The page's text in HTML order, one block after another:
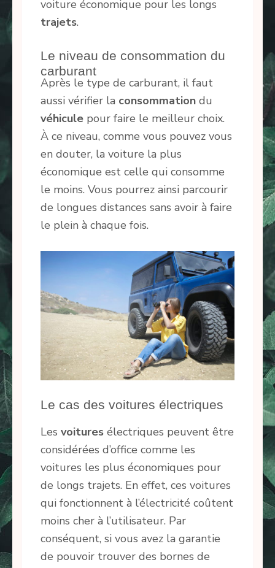
voiture économique pour les longs
trajets.
Le niveau de consommation du
carburant
Après le type de carburant, il faut
aussi vérifier la consommation du
véhicule pour faire le meilleur choix.
À ce niveau, comme vous pouvez vous
en douter, la voiture la plus
économique est celle qui consomme
le moins. Vous pourrez ainsi parcourir
de longues distances sans avoir à faire
le plein à chaque fois.
Le cas des voitures électriques
Les voitures électriques peuvent être
considérées d’office comme les
voitures les plus économiques pour
de longs trajets. En effet, ces voitures
qui fonctionnent à l’électricité coûtent
moins cher à l’utilisateur. Par
conséquent, si vous avez la garantie
de pouvoir trouver des bornes de